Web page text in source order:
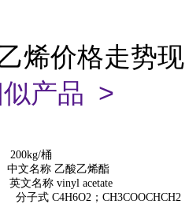
烯价格走势现
产品 >
桶
称 乙酸乙烯酯
称 vinyl acetate
式 C4H6O2；CH3COOCHCH2